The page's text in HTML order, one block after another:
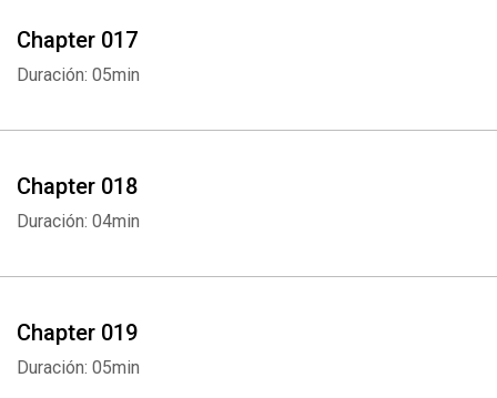
Chapter 017
Duración: 05min
Chapter 018
Duración: 04min
Chapter 019
Duración: 05min